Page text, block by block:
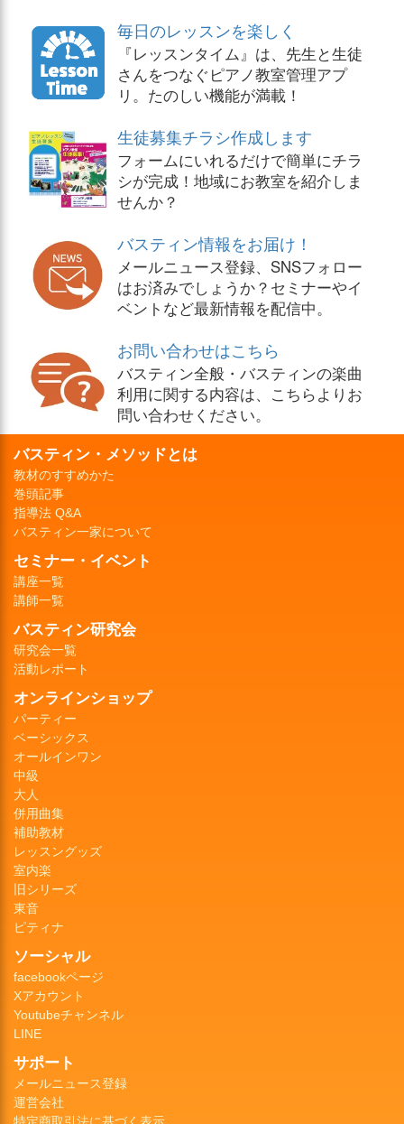
毎日のレッスンを楽しく
『レッスンタイム』は、先生と生徒
さんをつなぐピアノ教室管理アプ
リ。たのしい機能が満載！
生徒募集チラシ作成します
フォームにいれるだけで簡単にチラ
シが完成！地域にお教室を紹介しま
せんか？
バスティン情報をお届け！
メールニュース登録、SNSフォロー
はお済みでしょうか？セミナーやイ
ベントなど最新情報を配信中。
お問い合わせはこちら
バスティン全般・バスティンの楽曲
利用に関する内容は、こちらよりお
問い合わせください。
バスティン・メソッドとは
教材のすすめかた
巻頭記事
指導法 Q&A
バスティン一家について
セミナー・イベント
講座一覧
講師一覧
バスティン研究会
研究会一覧
活動レポート
オンラインショップ
パーティー
ベーシックス
オールインワン
中級
大人
併用曲集
補助教材
レッスングッズ
室内楽
旧シリーズ
東音
ピティナ
ソーシャル
facebookページ
Xアカウント
Youtubeチャンネル
LINE
サポート
メールニュース登録
運営会社
特定商取引法に基づく表示